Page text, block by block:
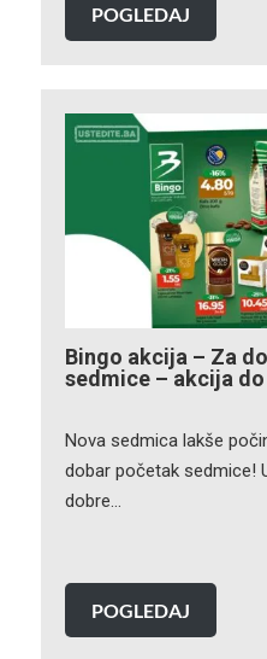
POGLEDAJ
Bingo akcija – Za
sedmice – akcija do
Nova sedmica lakše
dobar početak sedmice!
dobre…
POGLEDAJ